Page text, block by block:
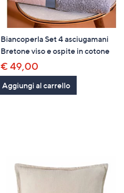
Biancoperla Set 4 asciugamani
Bretone viso e ospite in cotone
€ 49,00
Aggiungi al carrello